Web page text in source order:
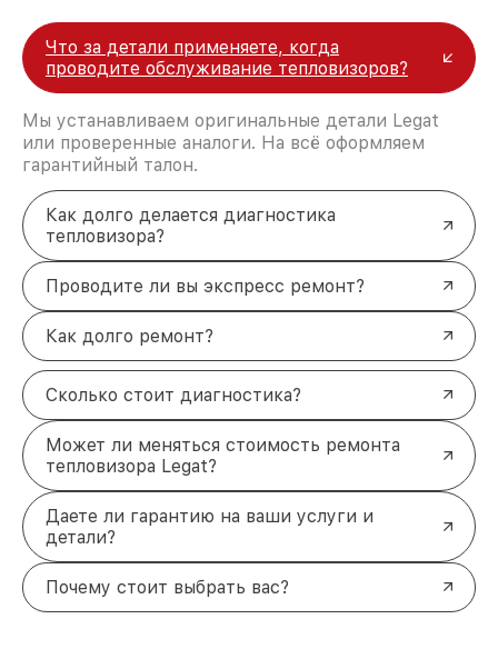
Что за детали применяете, когда
проводите обслуживание тепловизоров?
Мы устанавливаем оригинальные детали Legat
или проверенные аналоги. На всё оформляем
гарантийный талон.
Как долго делается диагностика
тепловизора?
Проводите ли вы экспресс ремонт?
Как долго ремонт?
Сколько стоит диагностика?
Может ли меняться стоимость ремонта
тепловизора Legat?
Даете ли гарантию на ваши услуги и
детали?
Почему стоит выбрать вас?